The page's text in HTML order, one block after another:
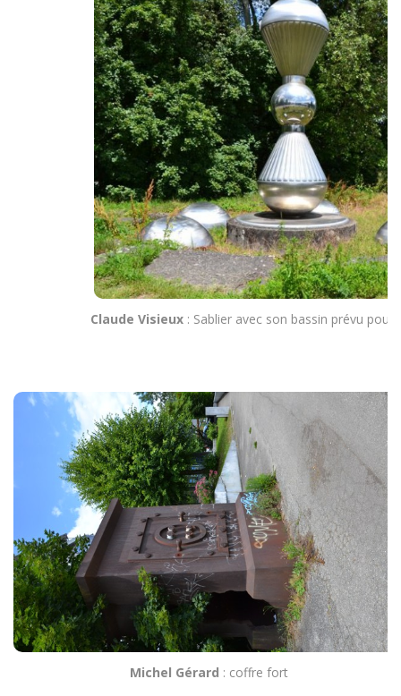
Claude Visieux: Sablier avec son bassin prévu pour
Michel Gérard : coffre fort